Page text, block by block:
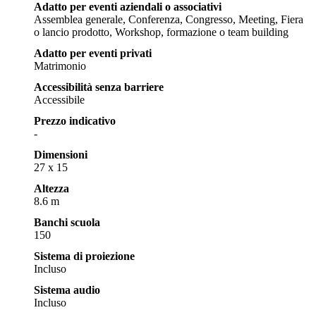
Adatto per eventi aziendali o associativi
Assemblea generale, Conferenza, Congresso, Meeting, Fiera
o lancio prodotto, Workshop, formazione o team building
Adatto per eventi privati
Matrimonio
Accessibilità senza barriere
Accessibile
Prezzo indicativo
-
Dimensioni
27 x 15
Altezza
8.6 m
Banchi scuola
150
Sistema di proiezione
Incluso
Sistema audio
Incluso